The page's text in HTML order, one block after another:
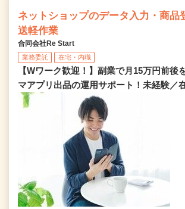
ネットショップのデータ入力・商品
送軽作業
合同会社Re Start
業務委託 在宅・内職
【Wワーク歓迎！】副業で月15万円前後
マアプリ出品の運用サポート！未経験／